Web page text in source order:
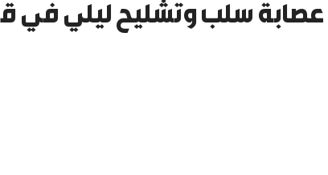
عصابة سلب وتشليح ليلي في